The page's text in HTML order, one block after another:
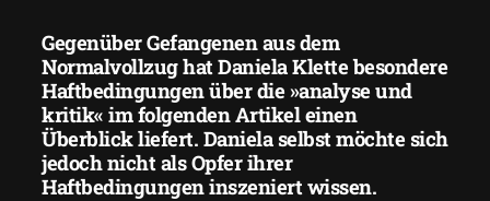
Gegenüber Gefangenen aus dem
Normalvollzug hat Daniela Klette besondere
Haftbedingungen über die »analyse und
kritik« im folgenden Artikel einen
Überblick liefert. Daniela selbst möchte sich
jedoch nicht als Opfer ihrer
Haftbedingungen inszeniert wissen.